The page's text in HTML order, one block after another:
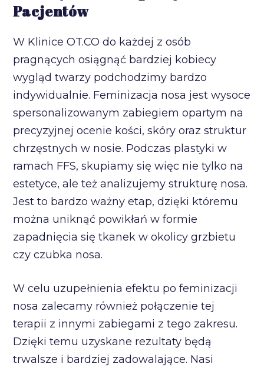
Pacjentów
W Klinice OT.CO do każdej z osób
pragnących osiągnąć bardziej kobiecy
wygląd twarzy podchodzimy bardzo
indywidualnie. Feminizacja nosa jest wysoce
spersonalizowanym zabiegiem opartym na
precyzyjnej ocenie kości, skóry oraz struktur
chrzęstnych w nosie. Podczas plastyki w
ramach FFS, skupiamy się więc nie tylko na
estetyce, ale też analizujemy strukturę nosa.
Jest to bardzo ważny etap, dzięki któremu
można uniknąć powikłań w formie
zapadnięcia się tkanek w okolicy grzbietu
czy czubka nosa.
W celu uzupełnienia efektu po feminizacji
nosa zalecamy również połączenie tej
terapii z innymi zabiegami z tego zakresu.
Dzięki temu uzyskane rezultaty będą
trwalsze i bardziej zadowalające. Nasi